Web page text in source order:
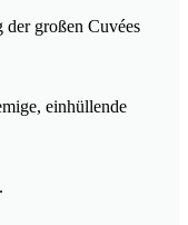
großen Cuvées
einhüllende